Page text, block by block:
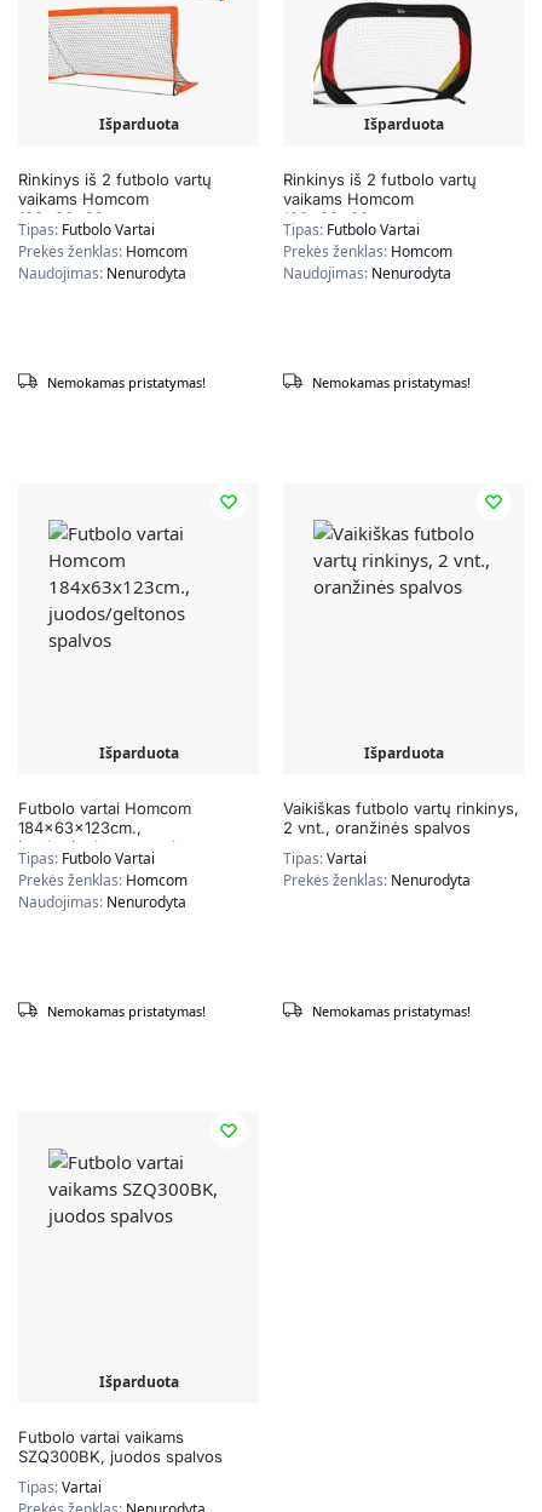
Išparduota
Rinkinys iš 2 futbolo vartų
vaikams Homcom
183x90x90cm.,
oranžinės/juodos spalvos
Tipas: Futbolo Vartai
Prekės ženklas: Homcom
Naudojimas: Nenurodyta
Nemokamas pristatymas!
Išparduota
Rinkinys iš 2 futbolo vartų
vaikams Homcom
120x80x80cm.,
juodos/raudonos spalvos
Tipas: Futbolo Vartai
Prekės ženklas: Homcom
Naudojimas: Nenurodyta
Nemokamas pristatymas!
Išparduota
Futbolo vartai Homcom
184x63x123cm.,
juodos/geltonos spalvos
Tipas: Futbolo Vartai
Prekės ženklas: Homcom
Naudojimas: Nenurodyta
Nemokamas pristatymas!
Išparduota
Vaikiškas futbolo vartų rinkinys,
2 vnt., oranžinės spalvos
Tipas:Vartai
Prekės ženklas: Nenurodyta
Nemokamas pristatymas!
Išparduota
Futbolo vartai vaikams
SZQ300BK, juodos spalvos
Tipas:Vartai